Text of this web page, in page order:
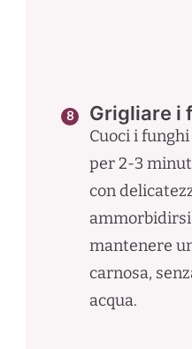
Grigliare i
Cuoci i
per 2-3
con
mantenere
carnosa,
acqua.